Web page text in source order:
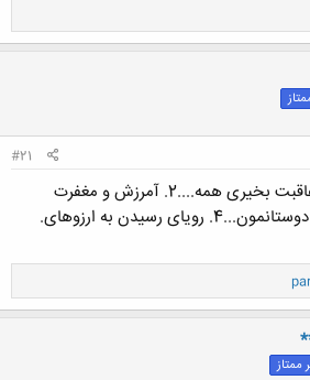
#21
1. عاقبت بخیری همه....2. آمرزش و مغفرت
همه...3. سلامتی عزیزان و دوستانمون...4. رویای رسیدن به ارزوهای.
ممتاز